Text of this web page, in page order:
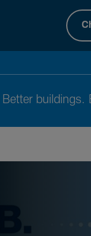
Better buil­dings.